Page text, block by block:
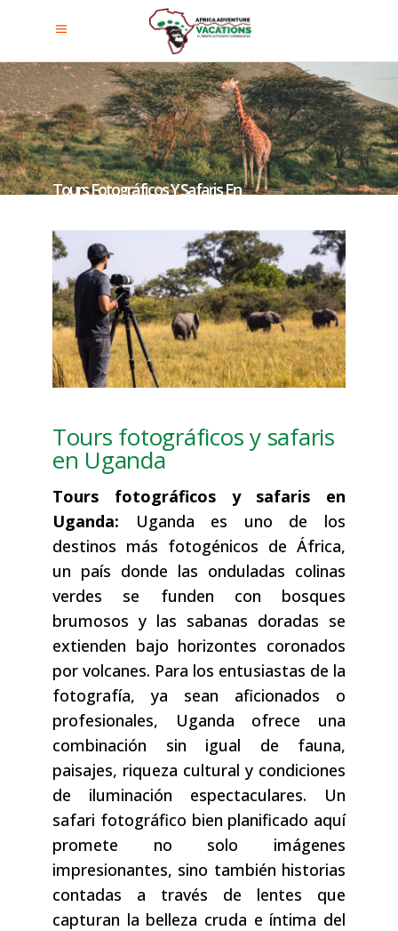
Tours Fotográficos Y Safaris En
Uganda
Tours fotográficos y safaris
en Uganda
Tours fotográficos y safaris en
Uganda: Uganda es uno de los
destinos más fotogénicos de África,
un país donde las onduladas colinas
verdes se funden con bosques
brumosos y las sabanas doradas se
extienden bajo horizontes coronados
por volcanes. Para los entusiastas de la
fotografía, ya sean aficionados o
profesionales, Uganda ofrece una
combinación sin igual de fauna,
paisajes, riqueza cultural y condiciones
de iluminación espectaculares. Un
safari fotográfico bien planificado aquí
promete no solo imágenes
impresionantes, sino también historias
contadas a través de lentes que
capturan la belleza cruda e íntima del